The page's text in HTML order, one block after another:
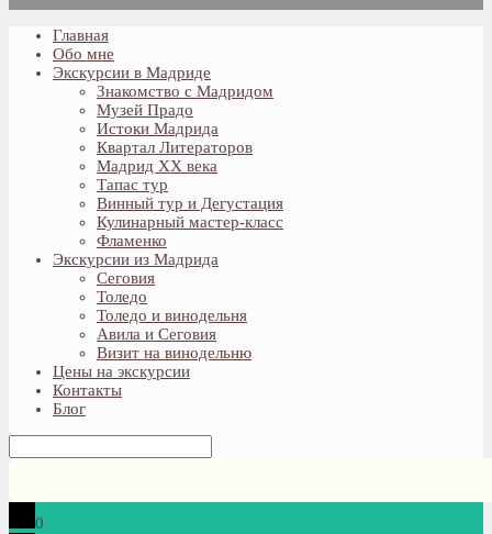
Главная
Обо мне
Экскурсии в Мадриде
Знакомство с Мадридом
Музей Прадо
Истоки Мадрида
Квартал Литераторов
Мадрид XX века
Тапас тур
Винный тур и Дегустация
Кулинарный мастер-класс
Фламенко
Экскурсии из Мадрида
Сеговия
Толедо
Толедо и винодельня
Авила и Сеговия
Визит на винодельню
Цены на экскурсии
Контакты
Блог
0